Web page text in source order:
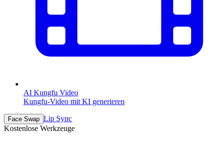
AI Kungfu Video
Kungfu-Video mit KI generieren
Face Swap Lip Sync
Kostenlose Werkzeuge